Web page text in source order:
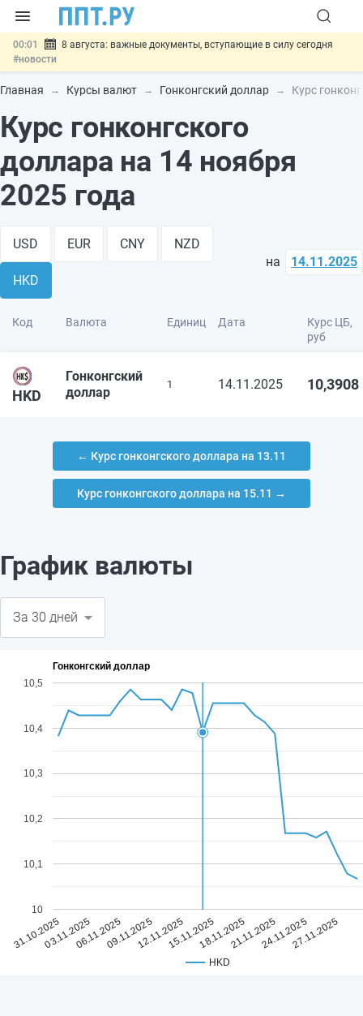
00:01
8 августа: важные документы, вступающие в силу сегодня
#новости
07.08 Подписан закон о блокировке продажи опасных товаров через
«Честный знак»#новости
07.08
Госпошлину за устранение ошибок в документах предлагают
07.08
Важно
Разработают единые критерии трудовых и ГПХ-
отношений
#новости
Главная Курсы валют Гонконгский доллар Курс
Курс гонконгского
доллара на 14 ноября
2025 года
USD EUR CNY NZD
HKD
на 14.11.2025
Код Валюта Единиц Дата
Курс ЦБ,
руб
HKD
Гонконгский
доллар
1 14.11.2025 10,3908
← Курс гонконгского доллара на 13.11
Курс гонконгского доллара на 15.11 →
График валюты
Гонконгский доллар
HKD
31.10.202503.11.202506.11.202509.11.202512.11.202515.11.202518.11.202521.11.202524.11.202527.11.2025
10
10,1
10,2
10,3
10,4
10,5